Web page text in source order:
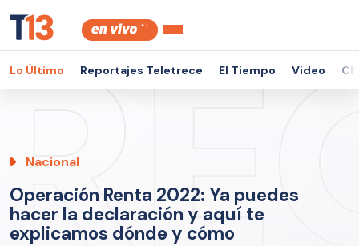
Lo Último Reportajes Teletrece El Tiempo Video
Nacional
Operación Renta 2022: Ya puedes
hacer la declaración y aquí te
explicamos dónde y cómo